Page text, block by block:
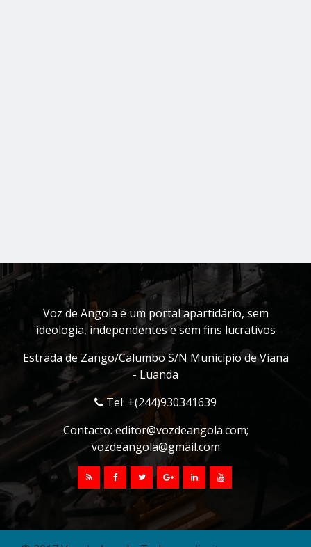
Voz de Angola é um portal apartidário, sem
ideologia, independentes e sem fins lucrativos
Estrada de Zango/Calumbo S/N Município de Viana
- Luanda
Tel: +(244)930341639
Contacto:editor@vozdeangola.com;
vozdeangola@gmail.com